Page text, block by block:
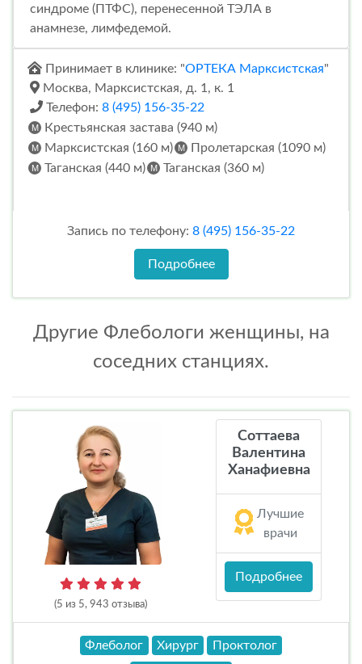
синдроме (ПТФС), перенесенной ТЭЛА в
анамнезе, лимфедемой.
Принимает в клинике: "ОРТЕКА Марксистская"
Москва, Марксистская, д. 1, к. 1
Телефон: 8 (495) 156-35-22
Крестьянская застава (940 м)
Марксистская (160 м)
Пролетарская (1090 м)
Таганская (440 м)
Таганская (360 м)
Запись по телефону: 8 (495) 156-35-22
Подробнее
Другие Флебологи женщины, на
соседних станциях.
(5 из 5, 943 отзыва)
Соттаева
Валентина
Ханафиевна
Лучшие
врачи
Подробнее
Флеболог Хирург
Проктолог